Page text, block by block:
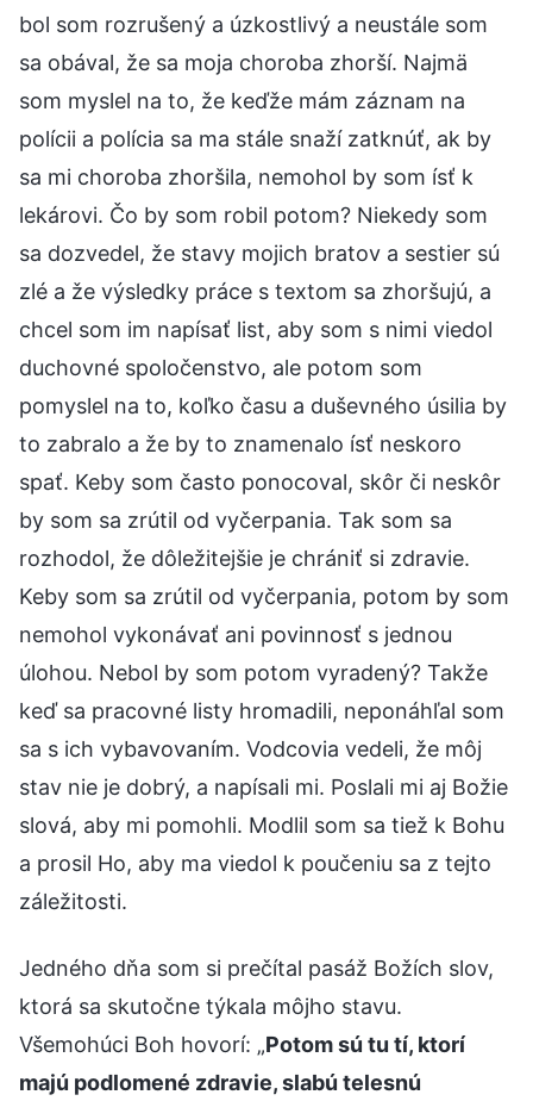
bol som rozrušený a úzkostlivý a neustále som
sa obával, že sa moja choroba zhorší. Najmä
som myslel na to, že keďže mám záznam na
polícii a polícia sa ma stále snaží zatknúť, ak by
sa mi choroba zhoršila, nemohol by som ísť k
lekárovi. Čo by som robil potom? Niekedy som
sa dozvedel, že stavy mojich bratov a sestier sú
zlé a že výsledky práce s textom sa zhoršujú, a
chcel som im napísať list, aby som s nimi viedol
duchovné spoločenstvo, ale potom som
pomyslel na to, koľko času a duševného úsilia by
to zabralo a že by to znamenalo ísť neskoro
spať. Keby som často ponocoval, skôr či neskôr
by som sa zrútil od vyčerpania. Tak som sa
rozhodol, že dôležitejšie je chrániť si zdravie.
Keby som sa zrútil od vyčerpania, potom by som
nemohol vykonávať ani povinnosť s jednou
úlohou. Nebol by som potom vyradený? Takže
keď sa pracovné listy hromadili, neponáhľal som
sa s ich vybavovaním. Vodcovia vedeli, že môj
stav nie je dobrý, a napísali mi. Poslali mi aj Božie
slová, aby mi pomohli. Modlil som sa tiež k Bohu
a prosil Ho, aby ma viedol k poučeniu sa z tejto
záležitosti.
Jedného dňa som si prečítal pasáž Božích slov,
ktorá sa skutočne týkala môjho stavu.
Všemohúci Boh hovorí: „Potom sú tu tí, ktorí
majú podlomené zdravie, slabú telesnú